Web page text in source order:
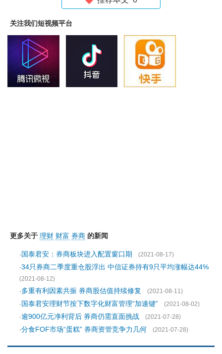
关注我们短视频平台
更多关于 理财 财富 券商 的新闻
·国泰君安：券商板块进入配置窗口期
(2021-08-17)
·34只券商二季度重仓股浮出 中信证券持有9只平均涨幅达44%
(2021-08-12)
·多重有利因素共振 券商股估值持续修复
(2021-08-11)
·国泰君安理财节按下数字化财富管理“加速键”
(2021-08-02)
·逾900亿元净利背后 券商仍需直面挑战
(2021-07-28)
·分食FOF市场“蛋糕” 券商资管竞争力几何 (2021-07-28)